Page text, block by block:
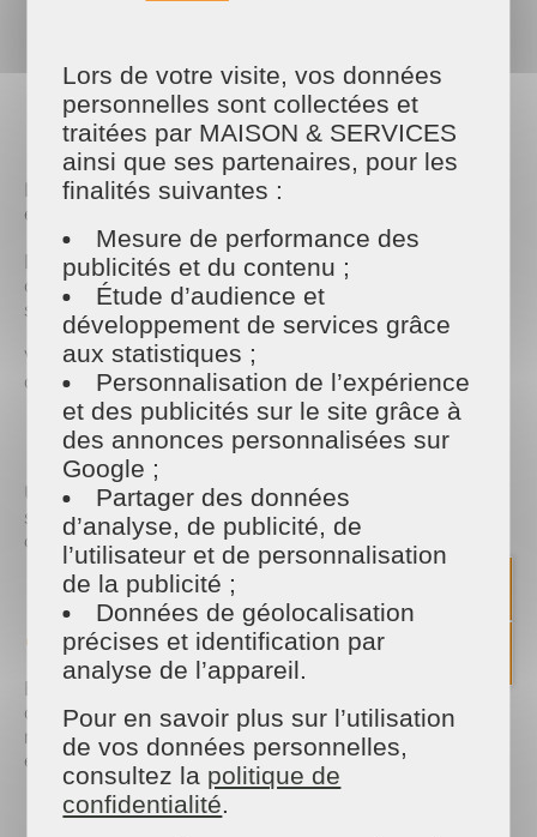
PARTAGER
L’entretien de la maison peut être à la fois efficace
et engagé.
Dans le 14e, notre équipe œuvre chaque jour pour
offrir des prestations de qualité, avec des pratiques
soucieuses de l’environnement.
Voici 3 gestes simples à intégrer dans votre
quotidien 👇
🧴 1. Créez vos produits d’entretien maison
Un nettoyant fait maison, c’est rapide à préparer et
sans emballage superflu. Vinaigre + eau chaude +
citron, et le tour est joué 🍋🧹
🧽 2. Misez sur le lavable
Échangez les produits à usage unique contre des
alternatives réutilisables : éponges naturelles,
microfibres lavables, chiffons en coton… Durable et
efficace 👕♻️
Lors de votre visite, vos données
personnelles sont collectées et
traitées par MAISON & SERVICES
ainsi que ses partenaires, pour les
finalités suivantes :
Mesure de performance des
publicités et du contenu ;
Étude d’audience et
développement de services grâce
aux statistiques ;
Personnalisation de l’expérience
et des publicités sur le site grâce à
des annonces personnalisées sur
Google ;
Partager des données
d’analyse, de publicité, de
l’utilisateur et de personnalisation
de la publicité ;
Données de géolocalisation
précises et identification par
analyse de l’appareil.
Pour en savoir plus sur l’utilisation
de vos données personnelles,
consultez la politique de
confidentialité.